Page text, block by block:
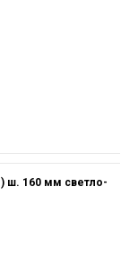
ш. 160 мм светло-